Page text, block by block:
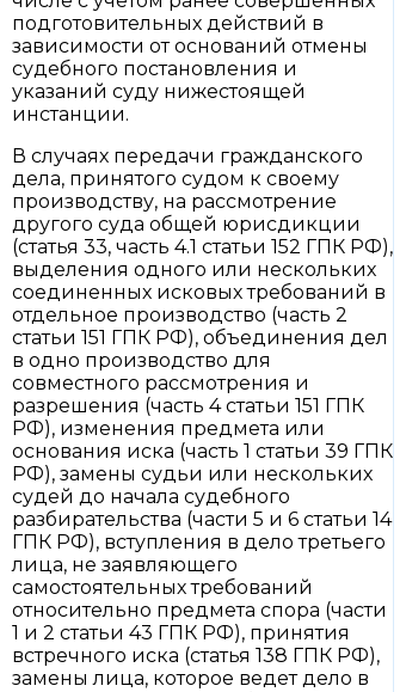
подготовительных действий в
зависимости от оснований отмены
судебного постановления и
указаний суду нижестоящей
инстанции.
В случаях передачи гражданского
дела, принятого судом к своему
производству, на рассмотрение
другого суда общей юрисдикции
(статья 33, часть 4.1 статьи 152 ГПК РФ),
выделения одного или нескольких
соединенных исковых требований в
отдельное производство (часть 2
статьи 151 ГПК РФ), объединения дел
в одно производство для
совместного рассмотрения и
разрешения (часть 4 статьи 151 ГПК
РФ), изменения предмета или
основания иска (часть 1 статьи 39 ГПК
РФ), замены судьи или нескольких
судей до начала судебного
разбирательства (части 5 и 6 статьи 14
ГПК РФ), вступления в дело третьего
лица, не заявляющего
самостоятельных требований
относительно предмета спора (части
1 и 2 статьи 43 ГПК РФ), принятия
встречного иска (статья 138 ГПК РФ),
замены лица, которое ведет дело в